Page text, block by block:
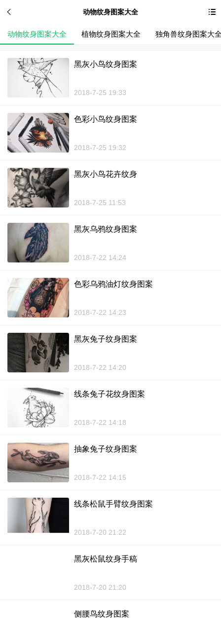
动物纹身图案大全
动物纹身图案大全 植物纹身图案大全 独角兽纹身图案大
黑灰小鸟纹身图案
2018-7-25 19:33
色彩小鸟纹身图案
2018-7-25 19:32
黑灰小鸟花卉纹身
2018-7-25 11:53
黑灰乌鸦纹身图案
2018-7-22 14:24
色彩乌鸦油灯纹身图案
2018-7-22 14:23
黑灰兔子纹身图案
2018-7-22 14:20
线条兔子花纹身图案
2018-7-22 14:18
抽象兔子纹身图案
2018-7-22 14:15
线条松鼠手臂纹身图案
2018-7-20 21:22
黑灰松鼠纹身手稿
2018-7-20 21:20
侧腰鸟纹身图案